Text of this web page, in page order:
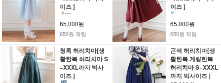
이즈 ]
65,000원
650원 적립
이즈 ]
65,000원
650원 적립
청록 허리치마[생
활한복 허리치마 S
~XXXL까지 빅사
이즈 ]
곤색 허리치마[생
활한복 계량한복
허리치마 S~XXXL
까지 빅사이즈 ]